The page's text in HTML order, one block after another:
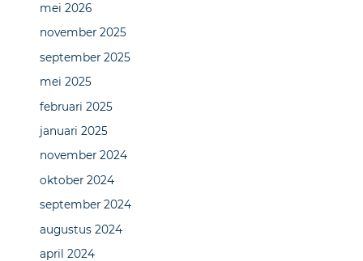
mei 2026
november 2025
september 2025
mei 2025
februari 2025
januari 2025
november 2024
oktober 2024
september 2024
augustus 2024
april 2024